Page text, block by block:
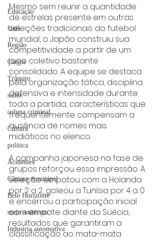
Educação
Unis
Região
Carros
Trânsito
saúde
coluna criminal
Cultura
politica
Acidentes
Câmara municipal
Belo Horizonte
meio ambiente
Industria automotiva
Mesmo sem reunir a quantidade
de estrelas presente em outras
seleções tradicionais do futebol
mundial, o Japão construiu sua
competitividade a partir de um
jogo coletivo bastante
consolidado. A equipe se destaca
pela organização tática, disciplina
defensiva e intensidade durante
toda a partida, características que
frequentemente compensam a
ausência de nomes mais
midiáticos no elenco.
A campanha japonesa na fase de
grupos reforçou essa impressão. A
seleção empatou com a Holanda
por 2 a 2, goleou a Tunísia por 4 a 0
e encerrou a participação inicial
com empate diante da Suécia,
resultados que garantiram a
classificação ao mata-mata.